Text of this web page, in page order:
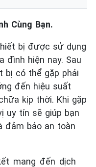
Cùng Bạn.
bị được sử dụng
đình hiện nay. Sau
bị có thể gặp phải
đến hiệu suất
kịp thời. Khi gặp
uy tín sẽ giúp bạn
đảm bảo an toàn
mang đến dịch